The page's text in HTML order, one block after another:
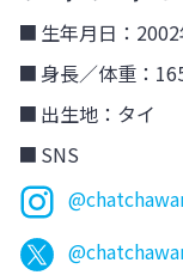
生年月日：
身長／体重：
出生地：タイ
SNS